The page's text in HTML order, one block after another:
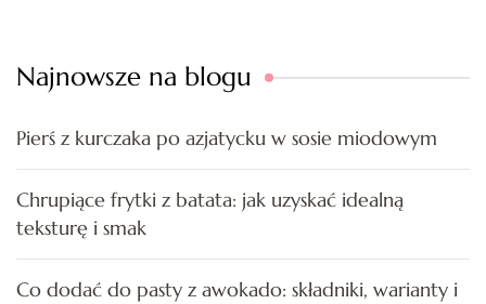
Najnowsze na blogu
Pierś z kurczaka po azjatycku w sosie miodowym
Chrupiące frytki z batata: jak uzyskać idealną
teksturę i smak
Co dodać do pasty z awokado: składniki, warianty i